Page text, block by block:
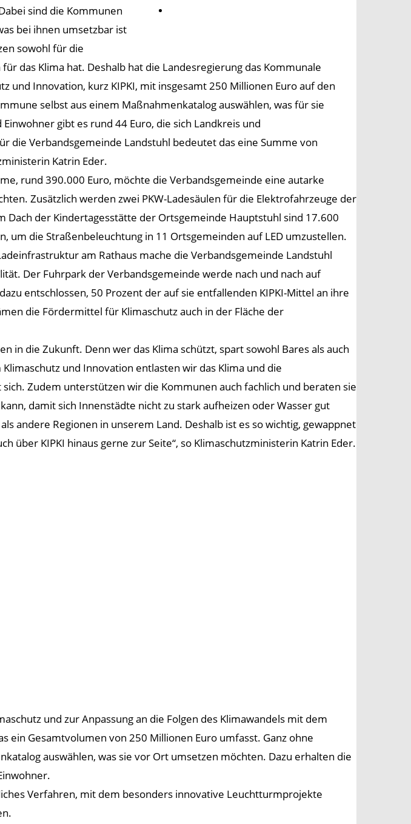
sind die Kommunen
bei ihnen umsetzbar ist
sowohl für die
das Klima hat. Deshalb hat die Landesregierung das Kommunale
und Innovation, kurz KIPKI, mit insgesamt 250 Millionen Euro auf den
selbst aus einem Maßnahmenkatalog auswählen, was für sie
gibt es rund 44 Euro, die sich Landkreis und
die Verbandsgemeinde Landstuhl bedeutet das eine Summe von
Katrin Eder.
rund 390.000 Euro, möchte die Verbandsgemeinde eine autarke
Zusätzlich werden zwei PKW-Ladesäulen für die Elektrofahrzeuge der
der Kindertagesstätte der Ortsgemeinde Hauptstuhl sind 17.600
um die Straßenbeleuchtung in 11 Ortsgemeinden auf LED umzustellen.
am Rathaus mache die Verbandsgemeinde Landstuhl
Der Fuhrpark der Verbandsgemeinde werde nach und nach auf
entschlossen, 50 Prozent der auf sie entfallenden KIPKI-Mittel an ihre
die Fördermittel für Klimaschutz auch in der Fläche der
in die Zukunft. Denn wer das Klima schützt, spart sowohl Bares als auch
und Innovation entlasten wir das Klima und die
Zudem unterstützen wir die Kommunen auch fachlich und beraten sie
damit sich Innenstädte nicht zu stark aufheizen oder Wasser gut
andere Regionen in unserem Land. Deshalb ist es so wichtig, gewappnet
über KIPKI hinaus gerne zur Seite“, so Klimaschutzministerin Katrin Eder.
und zur Anpassung an die Folgen des Klimawandels mit dem
ein Gesamtvolumen von 250 Millionen Euro umfasst. Ganz ohne
auswählen, was sie vor Ort umsetzen möchten. Dazu erhalten die
Verfahren, mit dem besonders innovative Leuchtturmprojekte